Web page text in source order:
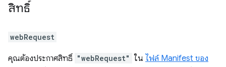
สิทธิ์
webRequest
คุณต้องประกาศสิทธิ์ "webRequest" ใน ไฟล์ Manifest ของ